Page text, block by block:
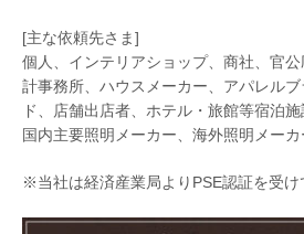
[主な依頼先さま]
個人、インテリアショップ、商社、官
計事務所、ハウスメーカー、アパレル
ド、店舗出店者、ホテル・旅館等宿泊施
国内主要照明メーカー、海外照明メー
※当社は経済産業局よりPSE認証を受け